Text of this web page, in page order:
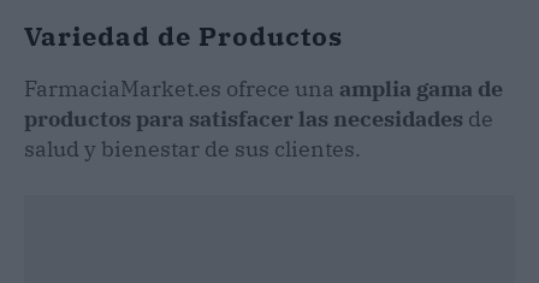
Variedad de Productos
FarmaciaMarket.es ofrece una amplia gama de
productos para satisfacer las necesidades de
salud y bienestar de sus clientes.